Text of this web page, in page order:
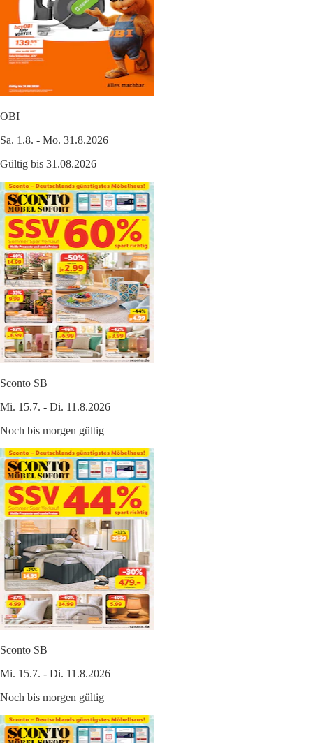
OBI
Sa. 1.8. - Mo. 31.8.2026
Gültig bis 31.08.2026
Sconto SB
Mi. 15.7. - Di. 11.8.2026
Noch bis morgen gültig
Sconto SB
Mi. 15.7. - Di. 11.8.2026
Noch bis morgen gültig